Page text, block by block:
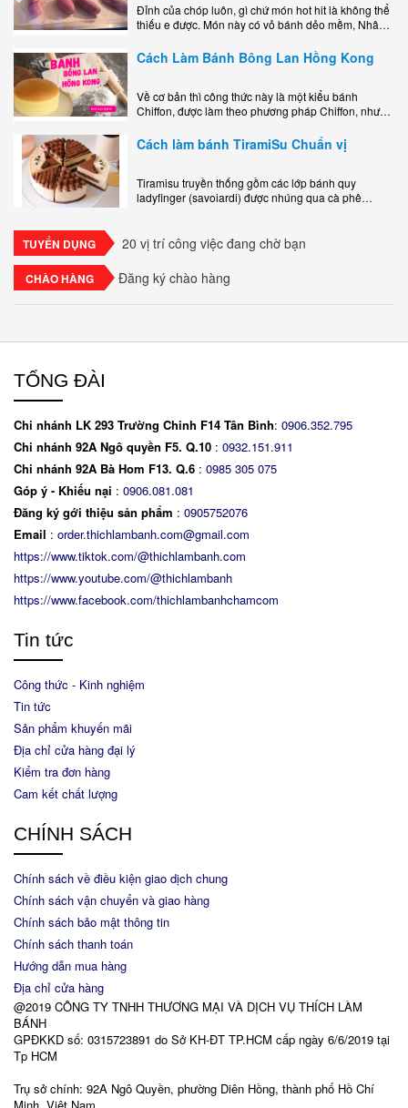
Đỉnh của chóp luôn, gì chứ món hot hit là không thể
thiếu e được. Món này có vỏ bánh dẻo mềm, Nhân
Cách Làm Bánh Bông Lan Hồng Kong
Về cơ bản thì công thức này là một kiểu bánh
Chiffon, được làm theo phương pháp Chiffon, nhưng
ngon, làm..
Cách làm bánh TiramiSu Chuẩn vị
Tiramisu truyền thống gồm các lớp bánh quy
ladyfinger (savoiardi) được nhúng qua cà phê
TUYỂN DỤNG 20 vị trí công việc đang chờ bạn
CHÀO HÀNG Đăng ký chào hàng
TỔNG ĐÀI
Chi nhánh LK 293 Trường Chinh F14 Tân Bình: 0906.352.795
Chi nhánh 92A Ngô quyền F5. Q.10 : 0932.151.911
Chi nhánh 92A Bà Hom F13. Q.6 : 0985 305 075
Góp ý - Khiếu nại : 0906.081.081
Đăng ký gới thiệu sản phẩm : 0905752076
Email : order.thichlambanh.com@gmail.com
https://www.tiktok.com/@thichlambanh.com
https://www.youtube.com/@thichlambanh
https://www.facebook.com/thichlambanhchamcom
Tin tức
Công thức - Kinh nghiệm
Tin tức
Sản phẩm khuyến mãi
Địa chỉ cửa hàng đại lý
Kiểm tra đơn hàng
Cam kết chất lượng
CHÍNH SÁCH
Chính sách về điều kiện giao dịch chung
Chính sách vận chuyển và giao hàng
Chính sách bảo mật thông tin
Chính sách thanh toán
Hướng dẫn mua hàng
Địa chỉ cửa hàng
@2019 CÔNG TY TNHH THƯƠNG MẠI VÀ DỊCH VỤ THÍCH LÀM
BÁNH
GPĐKKD số: 0315723891 do Sở KH-ĐT TP.HCM cấp ngày 6/6/2019 tại
Tp HCM
Trụ sở chính: 92A Ngô Quyền, phường Diên Hồng, thành phố Hồ Chí